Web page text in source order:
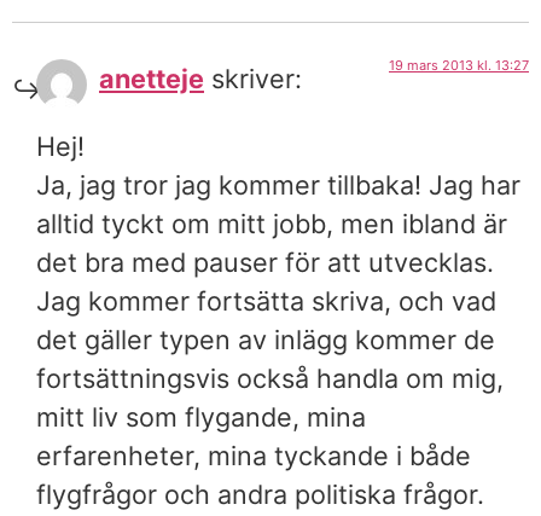
anetteje skriver: 19 mars 2013 kl. 13:27
Hej!
Ja, jag tror jag kommer tillbaka! Jag har
alltid tyckt om mitt jobb, men ibland är
det bra med pauser för att utvecklas.
Jag kommer fortsätta skriva, och vad
det gäller typen av inlägg kommer de
fortsättningsvis också handla om mig,
mitt liv som flygande, mina
erfarenheter, mina tyckande i både
flygfrågor och andra politiska frågor.